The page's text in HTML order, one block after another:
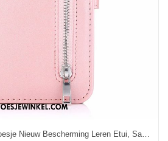
Samsung Galaxy S41 Hoesje Nieuw Bescherming Leren Etui, Samsung Galaxy S41 Hoesje Ster All Inclusive